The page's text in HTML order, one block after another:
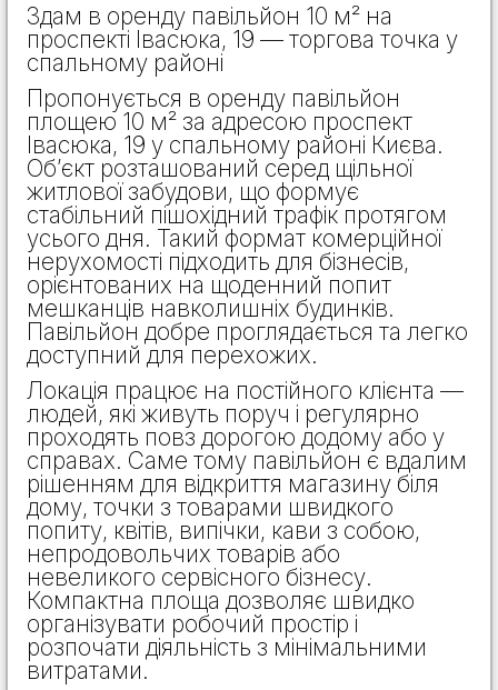
Здам в оренду павільйон 10 м² на
проспекті Івасюка, 19 — торгова точка у
спальному районі
Пропонується в оренду павільйон
площею 10 м² за адресою проспект
Івасюка, 19 у спальному районі Києва.
Об’єкт розташований серед щільної
житлової забудови, що формує
стабільний пішохідний трафік протягом
усього дня. Такий формат комерційної
нерухомості підходить для бізнесів,
орієнтованих на щоденний попит
мешканців навколишніх будинків.
Павільйон добре проглядається та легко
доступний для перехожих.
Локація працює на постійного клієнта —
людей, які живуть поруч і регулярно
проходять повз дорогою додому або у
справах. Саме тому павільйон є вдалим
рішенням для відкриття магазину біля
дому, точки з товарами швидкого
попиту, квітів, випічки, кави з собою,
непродовольчих товарів або
невеликого сервісного бізнесу.
Компактна площа дозволяє швидко
організувати робочий простір і
розпочати діяльність з мінімальними
витратами.